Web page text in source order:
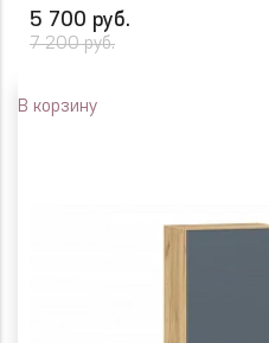
5 700 руб.
7 200 руб.
В корзину